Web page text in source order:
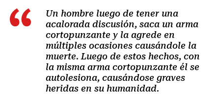
Un hombre luego de tener una
acalorada discusión, saca un arma
cortopunzante y la agrede en
múltiples ocasiones causándole la
muerte. Luego de estos hechos, con
la misma arma cortopunzante él se
autolesiona, causándose graves
heridas en su humanidad.